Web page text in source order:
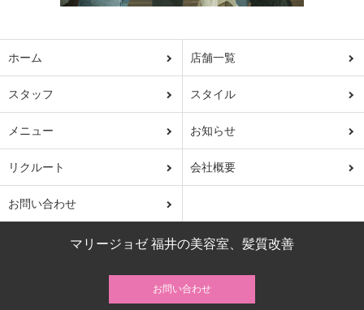
ホーム 店舗一覧
スタッフ スタイル
メニュー お知らせ
リクルート 会社概要
お問い合わせ
マリージョゼ 福井の美容室、髪質改善
お問い合わせ